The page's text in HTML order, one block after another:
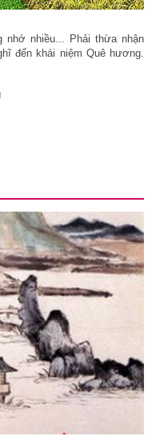
nhiều... Phải thừa nhận
đến khái niệm Quê hương.